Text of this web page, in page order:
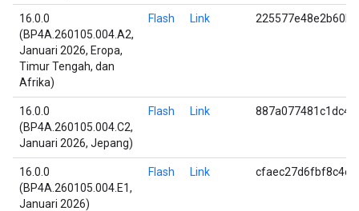
16.0.0
(BP4A.260105.004.A2,
Januari 2026, Eropa,
Timur Tengah, dan
Afrika)
Flash Link
16.0.0
(BP4A.260105.004.C2,
Januari 2026, Jepang)
Flash Link
16.0.0
(BP4A.260105.004.E1,
Januari 2026)
Flash Link